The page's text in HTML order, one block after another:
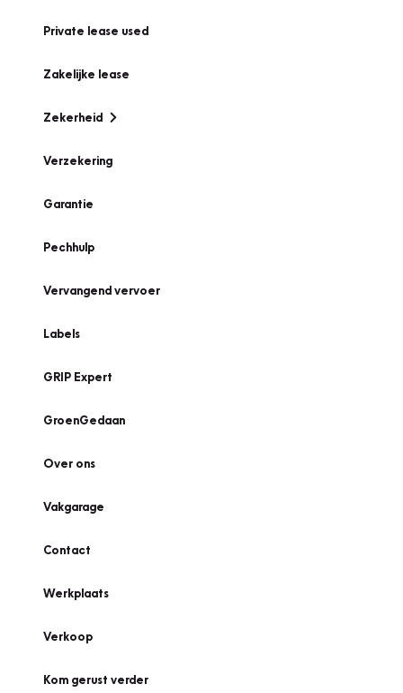
Private lease used
Zakelijke lease
Zekerheid
Verzekering
Garantie
Pechhulp
Vervangend vervoer
Labels
GRIP Expert
GroenGedaan
Over ons
Vakgarage
Contact
Werkplaats
Verkoop
Kom gerust verder